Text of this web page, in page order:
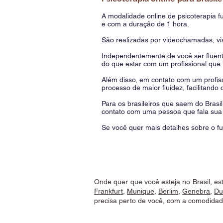
A modalidade online de psicoterapia
e com a duração de 1 hora.
São realizadas por videochamadas,
Independentemente de você ser
do que estar com um profissional
Além disso, em contato com um
processo de maior fluidez, facilitando
Para os brasileiros que saem do
contato com uma pessoa que fala
Se você quer mais detalhes sobre o
Onde quer que você esteja no Brasil,
Frankfurt Munique Berlim ,Genebra
precisa perto de você, com a